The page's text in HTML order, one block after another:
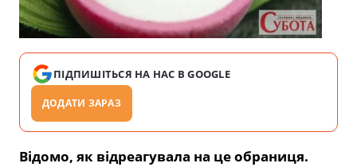
ПІДПИШІТЬСЯ НА НАС В GOOGLE
ДОДАТИ ЗАРАЗ
Відомо, як відреагувала на це обраниця.